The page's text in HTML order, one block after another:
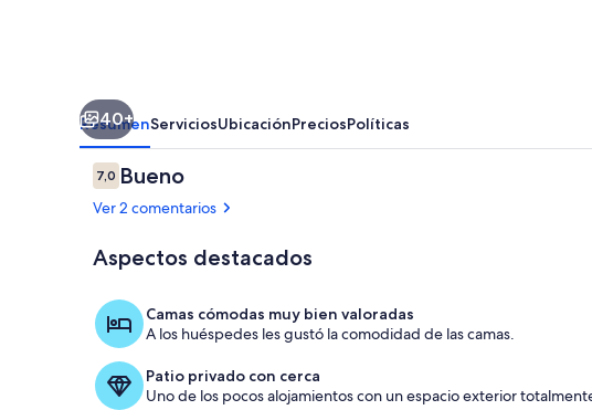
40+
ResumenServiciosUbicaciónPreciosPolíticas
Comentarios
7,07,0 de 10
Bueno
Ver 2 comentarios
Aspectos destacados
Camas cómodas muy bien valoradas
A los huéspedes les gustó la comodidad de las camas.
Patio privado con cerca
Uno de los pocos alojamientos con un espacio exterior